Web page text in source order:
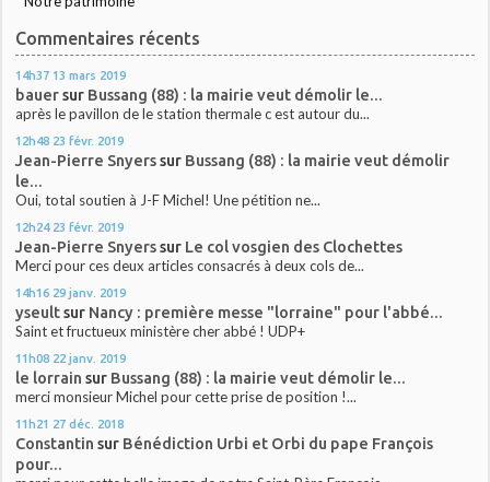
Commentaires récents
14h37 13 mars 2019
bauersur Bussang (88) : la mairie veut démolir le...
après le pavillon de le station thermale c est autour du...
12h48 23 févr. 2019
Jean-Pierre Snyerssur Bussang (88) : la mairie veut démolir
le...
Oui, total soutien à J-F Michel! Une pétition ne...
12h24 23 févr. 2019
Jean-Pierre Snyerssur Le col vosgien des Clochettes
Merci pour ces deux articles consacrés à deux cols de...
14h16 29 janv. 2019
yseultsur Nancy : première messe "lorraine" pour l'abbé...
Saint et fructueux ministère cher abbé ! UDP+
11h08 22 janv. 2019
le lorrain sur Bussang (88) : la mairie veut démolir le...
merci monsieur Michel pour cette prise de position !...
11h21 27 déc. 2018
Constantin sur Bénédiction Urbi et Orbi du pape François
pour...